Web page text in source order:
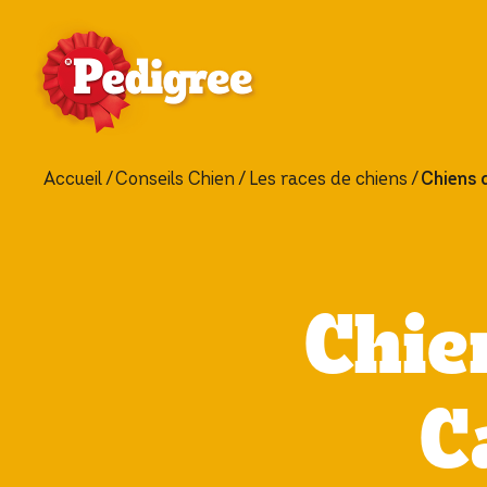
Accueil Conseils Chien Les races de chiens Chiens